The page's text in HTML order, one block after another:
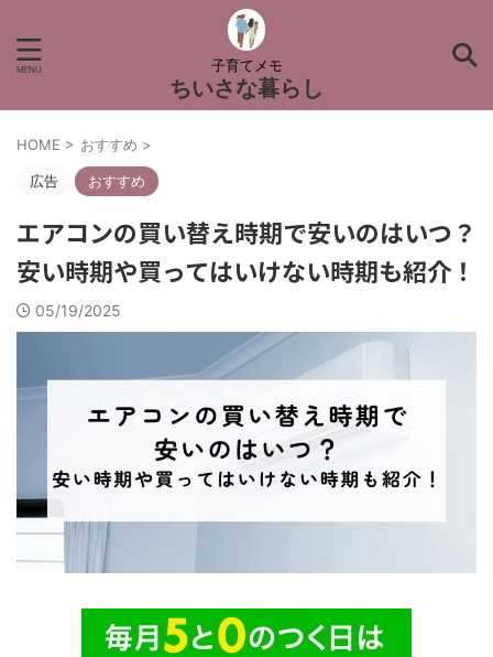
子育てメモ
ちいさな暮らし
HOME > おすすめ >
広告 おすすめ
エアコンの買い替え時期で安いのはいつ？
安い時期や買ってはいけない時期も紹介！
05/19/2025